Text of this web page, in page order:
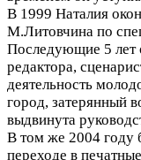
В 1999 Наталия
М.Литовчина по
Последующие 5 лет
редактора,
деятельность
город, затерянный
выдвинута
В том же 2004 году
переходе в